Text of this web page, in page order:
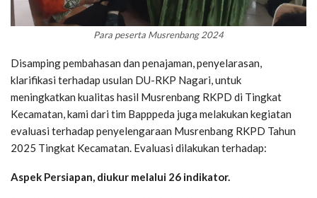
Para peserta Musrenbang 2024
Disamping pembahasan dan penajaman, penyelarasan,
klarifikasi terhadap usulan DU-RKP Nagari, untuk
meningkatkan kualitas hasil Musrenbang RKPD di Tingkat
Kecamatan, kami dari tim Bapppeda juga melakukan kegiatan
evaluasi terhadap penyelengaraan Musrenbang RKPD Tahun
2025 Tingkat Kecamatan. Evaluasi dilakukan terhadap:
Aspek Persiapan, diukur melalui 26 indikator.